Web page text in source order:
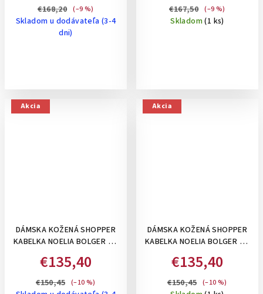
€168,20 (–9 %)
Skladom u dodávateľa (3-4
dni)
€167,50 (–9 %)
Skladom(1 ks)
Akcia
DÁMSKA KOŽENÁ SHOPPER
KABELKA NOELIA BOLGER VO
€135,40
€150,45 (–10 %)
Akcia
DÁMSKA KOŽENÁ SHOPPER
KABELKA NOELIA BOLGER VO
€135,40
€150,45 (–10 %)